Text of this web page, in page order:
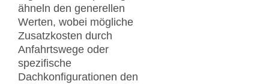
ähneln den generellen
Werten, wobei mögliche
Zusatzkosten durch
Anfahrtswege oder
spezifische
Dachkonfigurationen den